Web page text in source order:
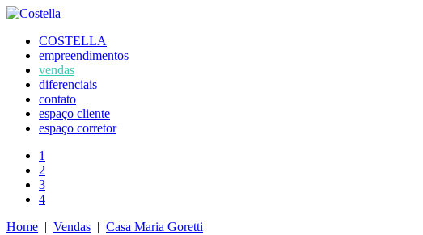
COSTELLA
empreendimentos
vendas
diferenciais
contato
espaço cliente
espaço corretor
1
2
3
4
Home | Vendas | Casa Maria Goretti